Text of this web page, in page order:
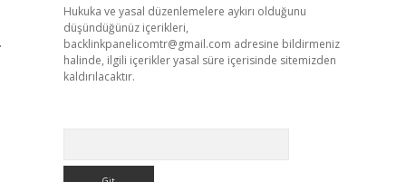
Hukuka ve yasal düzenlemelere aykırı olduğunu
düşündüğünüz içerikleri,
backlinkpanelicomtr@gmail.com adresine bildirmeniz
halinde, ilgili içerikler yasal süre içerisinde sitemizden
kaldırılacaktır.